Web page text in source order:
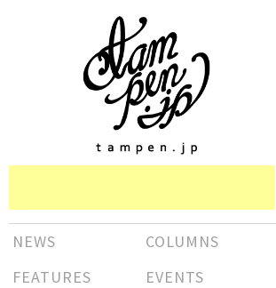
NEWS
COLUMNS
FEATURES
EVENTS